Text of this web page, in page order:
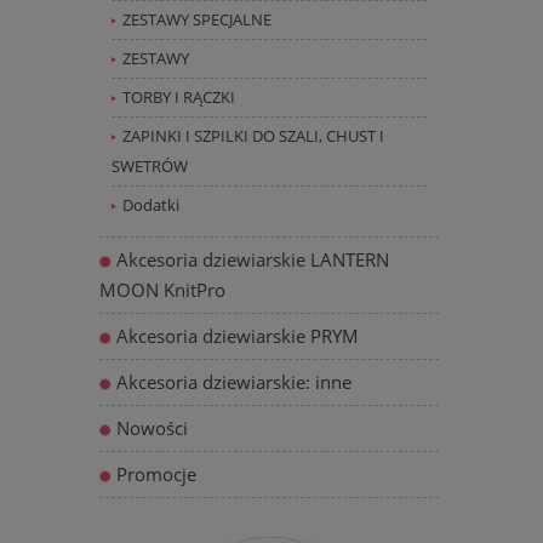
ZESTAWY SPECJALNE
ZESTAWY
TORBY I RĄCZKI
ZAPINKI I SZPILKI DO SZALI, CHUST I
SWETRÓW
Dodatki
Akcesoria dziewiarskie LANTERN
MOON KnitPro
Akcesoria dziewiarskie PRYM
Akcesoria dziewiarskie: inne
Nowości
Promocje